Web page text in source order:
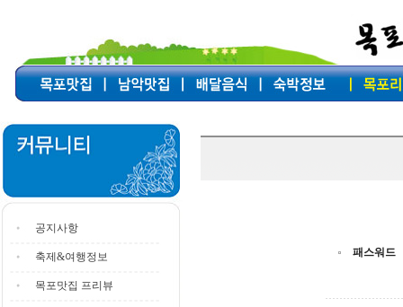
공지사항
축제&여행정보
목포맛집 프리뷰
패스워드